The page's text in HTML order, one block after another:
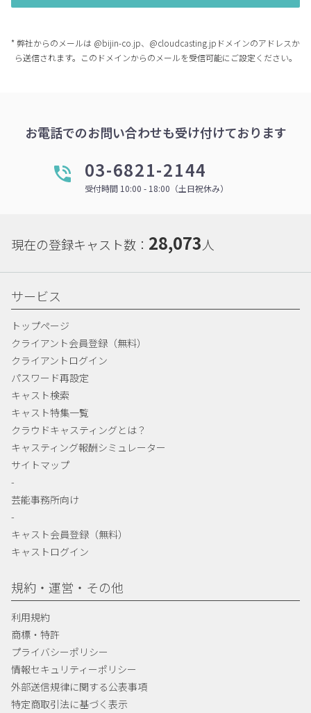
* 弊社からのメールは @bijin-co.jp、@cloudcasting.jpドメインのアドレスか
ら送信されます。このドメインからのメールを受信可能にご設定ください。
お電話でのお問い合わせも受け付けております
03-6821-2144
受付時間 10:00 - 18:00（土日祝休み）
現在の登録キャスト数： 28,073人
サービス
トップページ
クライアント会員登録（無料）
クライアントログイン
パスワード再設定
キャスト検索
キャスト特集一覧
クラウドキャスティングとは？
キャスティング報酬シミュレーター
サイトマップ
-
芸能事務所向け
-
キャスト会員登録（無料）
キャストログイン
規約・運営・その他
利用規約
商標・特許
プライバシーポリシー
情報セキュリティーポリシー
外部送信規律に関する公表事項
特定商取引法に基づく表示